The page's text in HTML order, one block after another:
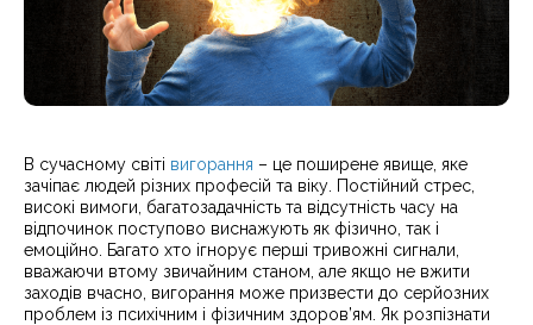
В сучасному світі вигорання – це поширене явище, яке
зачіпає людей різних професій та віку. Постійний стрес,
високі вимоги, багатозадачність та відсутність часу на
відпочинок поступово виснажують як фізично, так і
емоційно. Багато хто ігнорує перші тривожні сигнали,
вважаючи втому звичайним станом, але якщо не вжити
заходів вчасно, вигорання може призвести до серйозних
проблем із психічним і фізичним здоров’ям. Як розпізнати